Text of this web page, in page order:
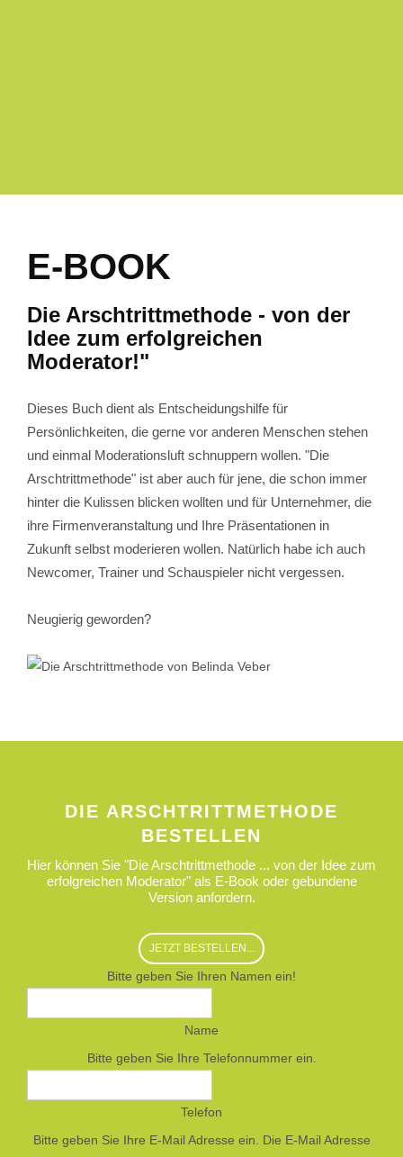
E-BOOK
Die Arschtrittmethode - von der
Idee zum erfolgreichen
Moderator!"
Dieses Buch dient als Entscheidungshilfe für
Persönlichkeiten, die gerne vor anderen Menschen stehen
und einmal Moderationsluft schnuppern wollen. "Die
Arschtrittmethode" ist aber auch für jene, die schon immer
hinter die Kulissen blicken wollten und für Unternehmer, die
ihre Firmenveranstaltung und Ihre Präsentationen in
Zukunft selbst moderieren wollen. Natürlich habe ich auch
Newcomer, Trainer und Schauspieler nicht vergessen.
Neugierig geworden?
DIE ARSCHTRITTMETHODE
BESTELLEN
Hier können Sie "Die Arschtrittmethode ... von der Idee zum
erfolgreichen Moderator" als E-Book oder gebundene
Version anfordern.
JETZT BESTELLEN...
Bitte geben Sie Ihren Namen ein!
Name
Bitte geben Sie Ihre Telefonnummer ein.
Telefon
Bitte geben Sie Ihre E-Mail Adresse ein.
Die E-Mail Adresse